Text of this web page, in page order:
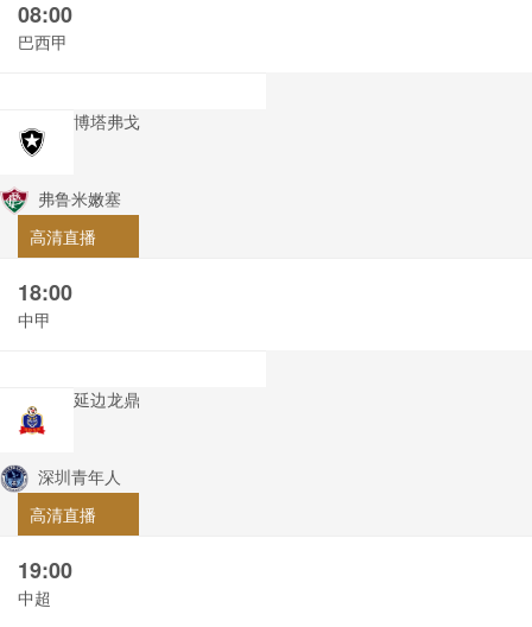
08:00
巴西甲
博塔弗戈
弗鲁米嫩塞
高清直播
18:00
中甲
延边龙鼎
深圳青年人
高清直播
19:00
中超